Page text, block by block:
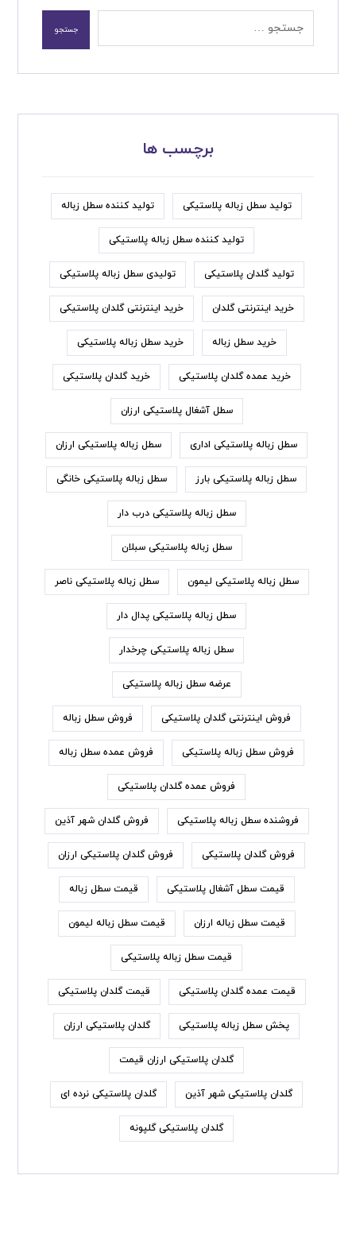
برچسب ها
تولید سطل زباله پلاستیکی تولید کننده سطل زباله
تولید کننده سطل زباله پلاستیکی
تولید گلدان پلاستیکی تولیدی سطل زباله پلاستیکی
خرید اینترنتی گلدان خرید اینترنتی گلدان پلاستیکی
خرید سطل زباله خرید سطل زباله پلاستیکی
خرید عمده گلدان پلاستیکی خرید گلدان پلاستیکی
سطل آشغال پلاستیکی ارزان
سطل زباله پلاستیکی اداری سطل زباله پلاستیکی ارزان
سطل زباله پلاستیکی بارز سطل زباله پلاستیکی خانگی
سطل زباله پلاستیکی درب دار
سطل زباله پلاستیکی سبلان
سطل زباله پلاستیکی لیمون سطل زباله پلاستیکی ناصر
سطل زباله پلاستیکی پدال دار
سطل زباله پلاستیکی چرخدار
عرضه سطل زباله پلاستیکی
فروش اینترنتی گلدان پلاستیکی فروش سطل زباله
فروش سطل زباله پلاستیکی فروش عمده سطل زباله
فروش عمده گلدان پلاستیکی
فروشنده سطل زباله پلاستیکی فروش گلدان شهر آذین
فروش گلدان پلاستیکی فروش گلدان پلاستیکی ارزان
قیمت سطل آشغال پلاستیکی قیمت سطل زباله
قیمت سطل زباله ارزان قیمت سطل زباله لیمون
قیمت سطل زباله پلاستیکی
قیمت عمده گلدان پلاستیکی قیمت گلدان پلاستیکی
پخش سطل زباله پلاستیکی گلدان پلاستیکی ارزان
گلدان پلاستیکی ارزان قیمت
گلدان پلاستیکی شهر آذین گلدان پلاستیکی نرده ای
گلدان پلاستیکی گلپونه